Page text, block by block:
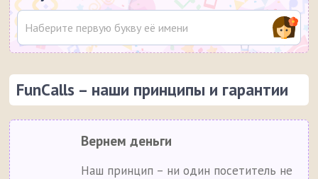
FunCalls – наши принципы и гарантии
Вернем деньги
Наш принцип – ни один посетитель не